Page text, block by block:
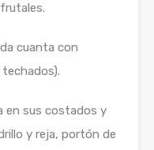
cuanta con
en sus costados y
y reja, portón de